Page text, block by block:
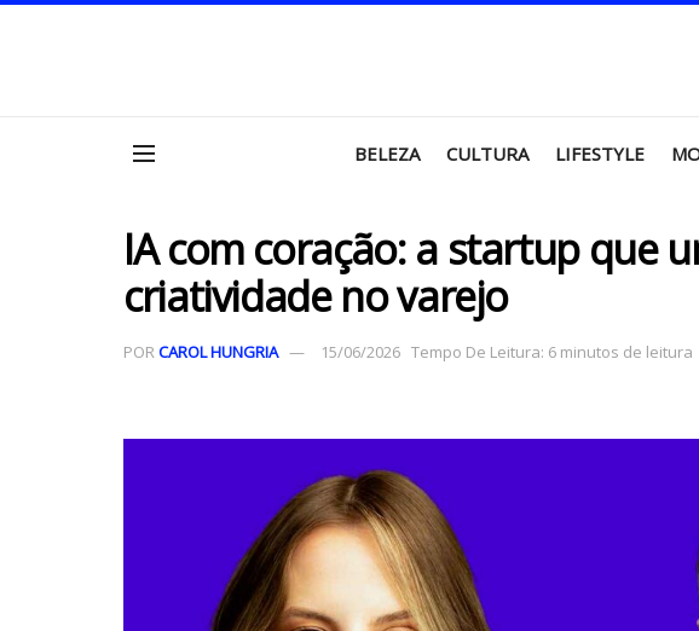
BELEZA CULTURA LIFESTYLE
IA com coração: a startup que
criatividade no varejo
POR CAROL HUNGRIA 15/06/2026 Tempo De Leitura: 6 minutos de leitura